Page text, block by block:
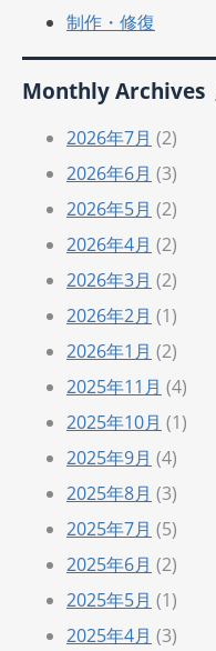
制作・修復
Monthly Archives
2026年7月 (2)
2026年6月 (3)
2026年5月 (2)
2026年4月 (2)
2026年3月 (2)
2026年2月 (1)
2026年1月 (2)
2025年11月 (4)
2025年10月 (1)
2025年9月 (4)
2025年8月 (3)
2025年7月 (5)
2025年6月 (2)
2025年5月 (1)
2025年4月 (3)